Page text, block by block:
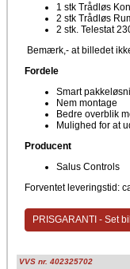
1 stk Trådløs
2 stk Trådløs
2 stk. Telestat
Bemærk,- at billedet
Fordele
Smart
Nem montage
Bedre overblik
Mulighed for at
Producent
Salus Controls
Forventet leveringstid:
PRISGARANTI - Set
VVS nr. 402325702